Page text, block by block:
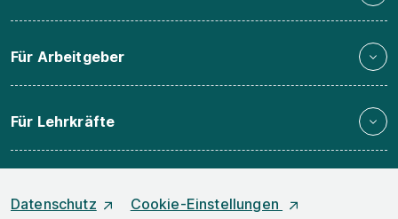
Für Arbeitgeber
Für Lehrkräfte
Datenschutz Cookie-Einstellungen